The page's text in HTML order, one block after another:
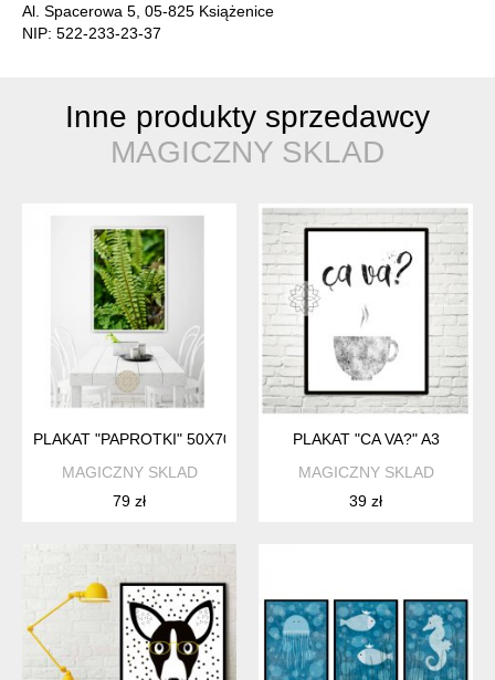
Al. Spacerowa 5, 05-825 Książenice
NIP: 522-233-23-37
Inne produkty sprzedawcy
MAGICZNY SKLAD
PLAKAT "PAPROTKI" 50X70 CM
MAGICZNY SKLAD
79 zł
PLAKAT "CA VA?" A3
MAGICZNY SKLAD
39 zł